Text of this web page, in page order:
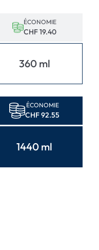
ÉCONOMIE
CHF 19.40
360 ml
ÉCONOMIE
CHF 92.55
1440 ml